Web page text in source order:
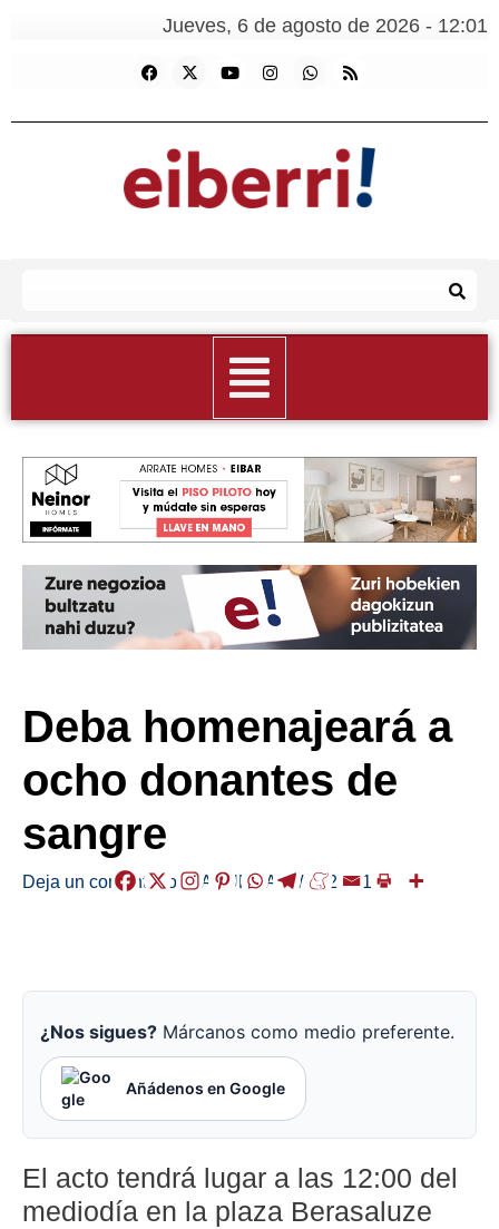
Jueves, 6 de agosto de 2026 - 12:01
Deba homenajeará a
ocho donantes de
sangre
Deja un comentario /LABURRAK,/ 2025-11-30
¿Nos sigues? Márcanos como medio preferente.
Añádenos en Google
El acto tendrá lugar a las 12:00 del
mediodía en la plaza Berasaluze